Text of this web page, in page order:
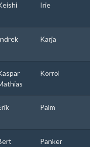
Irie
Karja
Korrol
Palm
Panker